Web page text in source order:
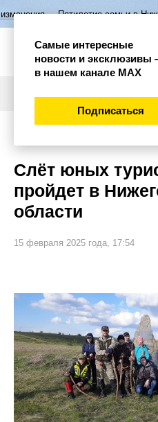
семьи в Нижегородской
Слёт юных
пройдет в
области
15 февраля 2025 года, 17:54
Самые интересные
новости и эксклюзивы
в нашем канале МАХ
Подписаться